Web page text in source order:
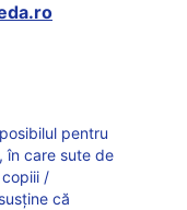
pentru
în care sute de
/
că